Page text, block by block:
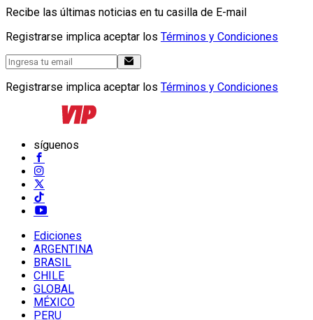
Recibe las últimas noticias en tu casilla de E-mail
Registrarse implica aceptar los Términos y Condiciones
Registrarse implica aceptar los Términos y Condiciones
síguenos
Ediciones
ARGENTINA
BRASIL
CHILE
GLOBAL
MÉXICO
PERU